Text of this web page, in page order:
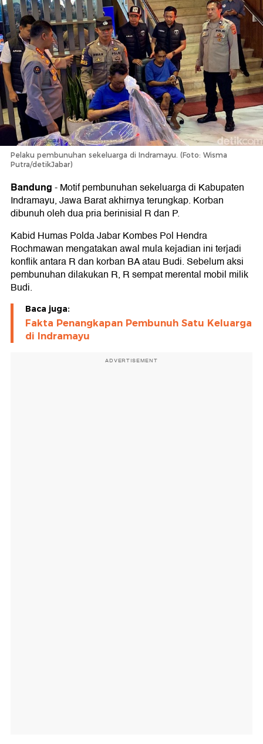
Pelaku pembunuhan sekeluarga di Indramayu. (Foto: Wisma
Putra/detikJabar)
Bandung-Motif pembunuhan sekeluarga di Kabupaten
Indramayu, Jawa Barat akhirnya terungkap. Korban
dibunuh oleh dua pria berinisial R dan P.
Kabid Humas Polda Jabar Kombes Pol Hendra
Rochmawan mengatakan awal mula kejadian ini terjadi
konflik antara R dan korban BA atau Budi. Sebelum aksi
pembunuhan dilakukan R, R sempat merental mobil milik
Budi.
Baca juga:
Fakta Penangkapan Pembunuh Satu Keluarga
di Indramayu
ADVERTISEMENT